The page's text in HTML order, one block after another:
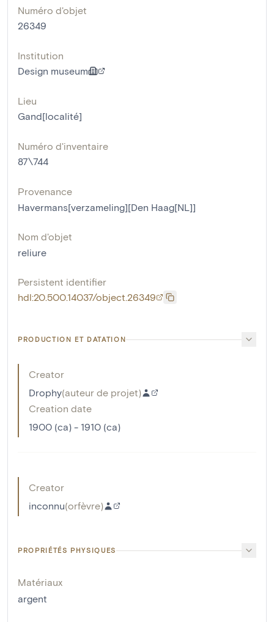
Numéro d'objet
26349
Institution
Design museum
Lieu
Gand[localité]
Numéro d'inventaire
87\744
Provenance
Havermans[verzameling][Den Haag[NL]]
Nom d'objet
reliure
Persistent identifier
hdl:20.500.14037/object.26349
PRODUCTION ET DATATION
Creator
Drophy(auteur de projet)
Creation date
1900 (ca) - 1910 (ca)
Creator
inconnu(orfèvre)
PROPRIÉTÉS PHYSIQUES
Matériaux
argent